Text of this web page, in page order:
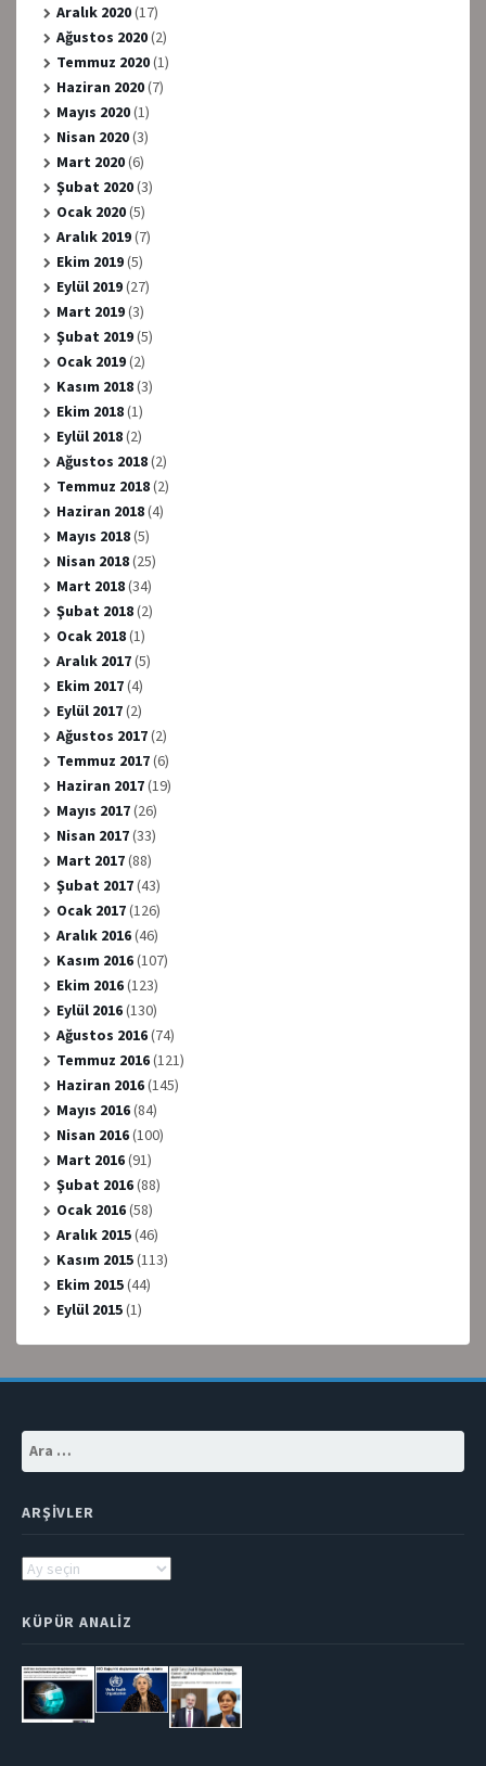
Aralık 2020(17)
Ağustos 2020(2)
Temmuz 2020(1)
Haziran 2020(7)
Mayıs 2020(1)
Nisan 2020(3)
Mart 2020(6)
Şubat 2020(3)
Ocak 2020(5)
Aralık 2019(7)
Ekim 2019(5)
Eylül 2019(27)
Mart 2019(3)
Şubat 2019(5)
Ocak 2019(2)
Kasım 2018(3)
Ekim 2018(1)
Eylül 2018(2)
Ağustos 2018(2)
Temmuz 2018(2)
Haziran 2018(4)
Mayıs 2018(5)
Nisan 2018(25)
Mart 2018(34)
Şubat 2018(2)
Ocak 2018(1)
Aralık 2017(5)
Ekim 2017(4)
Eylül 2017(2)
Ağustos 2017(2)
Temmuz 2017(6)
Haziran 2017(19)
Mayıs 2017(26)
Nisan 2017(33)
Mart 2017(88)
Şubat 2017(43)
Ocak 2017(126)
Aralık 2016(46)
Kasım 2016(107)
Ekim 2016(123)
Eylül 2016(130)
Ağustos 2016(74)
Temmuz 2016(121)
Haziran 2016(145)
Mayıs 2016(84)
Nisan 2016(100)
Mart 2016(91)
Şubat 2016(88)
Ocak 2016(58)
Aralık 2015(46)
Kasım 2015(113)
Ekim 2015(44)
Eylül 2015(1)
ARŞIVLER
Arşivler
KÜPÜR ANALIZ